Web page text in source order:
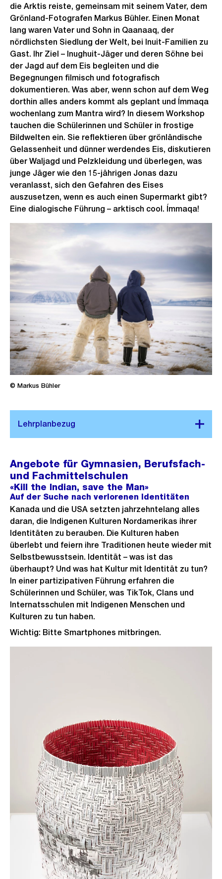
die Arktis reiste, gemeinsam mit seinem Vater, dem
Grönland-Fotografen Markus Bühler. Einen Monat
lang waren Vater und Sohn in Qaanaaq, der
nördlichsten Siedlung der Welt, bei Inuit-Familien zu
Gast. Ihr Ziel – Inughuit-Jäger und deren Söhne bei
der Jagd auf dem Eis begleiten und die
Begegnungen filmisch und fotografisch
dokumentieren. Was aber, wenn schon auf dem Weg
dorthin alles anders kommt als geplant und Ímmaqa
wochenlang zum Mantra wird? In diesem Workshop
tauchen die Schülerinnen und Schüler in frostige
Bildwelten ein. Sie reflektieren über grönländische
Gelassenheit und dünner werdendes Eis, diskutieren
über Waljagd und Pelzkleidung und überlegen, was
junge Jäger wie den 15-jährigen Jonas dazu
veranlasst, sich den Gefahren des Eises
auszusetzen, wenn es auch einen Supermarkt gibt?
Eine dialogische Führung – arktisch cool. Ímmaqa!
© Markus Bühler
Angebote für Gymnasien, Berufsfach-
und Fachmittelschulen
«Kill the Indian, save the Man»
Auf der Suche nach verlorenen Identitäten
Kanada und die USA setzten jahrzehntelang alles
daran, die Indigenen Kulturen Nordamerikas ihrer
Identitäten zu berauben. Die Kulturen haben
überlebt und feiern ihre Traditionen heute wieder mit
Selbstbewusstsein. Identität – was ist das
überhaupt? Und was hat Kultur mit Identität zu tun?
In einer partizipativen Führung erfahren die
Schülerinnen und Schüler, was TikTok, Clans und
Internatsschulen mit Indigenen Menschen und
Kulturen zu tun haben.
Wichtig: Bitte Smartphones mitbringen.